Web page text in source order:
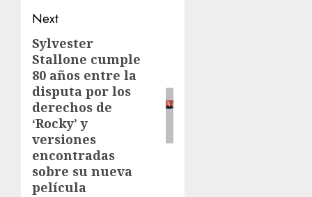
Next
Sylvester
Stallone cumple
80 años entre la
disputa por los
derechos de
‘Rocky’ y
versiones
encontradas
sobre su nueva
película